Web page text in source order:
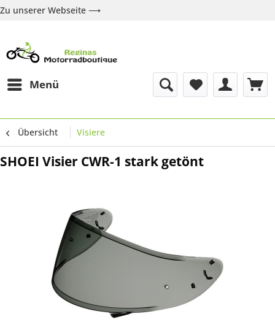
Zu unserer Webseite ⟶
Menü
Übersicht Visiere
SHOEI Visier CWR-1 stark getönt